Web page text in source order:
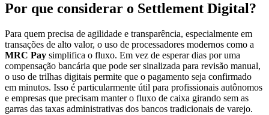
Por que considerar o Settlement Digital?
Para quem precisa de agilidade e transparência, especialmente em
transações de alto valor, o uso de processadores modernos como a
MRC Pay simplifica o fluxo. Em vez de esperar dias por uma
compensação bancária que pode ser sinalizada para revisão manual,
o uso de trilhas digitais permite que o pagamento seja confirmado
em minutos. Isso é particularmente útil para profissionais autônomos
e empresas que precisam manter o fluxo de caixa girando sem as
garras das taxas administrativas dos bancos tradicionais de varejo.